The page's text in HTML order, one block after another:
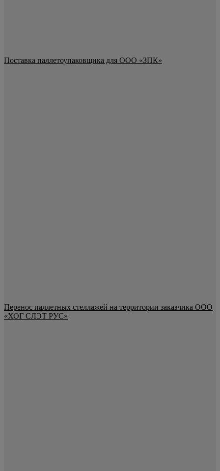
Поставка паллетоупаковщика для ООО «ЗПК»
Перенос паллетных стеллажей на территории заказчика ООО
«ХОГ СЛЭТ РУС»